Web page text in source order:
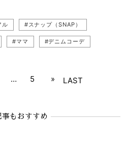
ル #スナップ（SNAP）
#ママ #デニムコーデ
… 5 » LAST
事もおすすめ